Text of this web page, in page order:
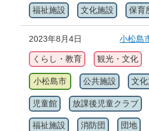
福祉施設 文化施設 保育
2023年8月4日 小松島
くらし・教育 観光・文化
小松島市 公共施設 文
児童館 放課後児童クラブ
福祉施設 消防団 団地